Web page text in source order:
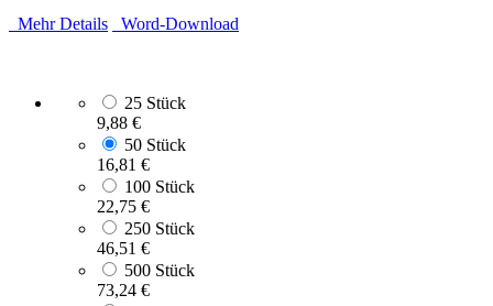
Mehr Details
Word-Download
25 Stück
9,88 €
50 Stück
16,81 €
100 Stück
22,75 €
250 Stück
46,51 €
500 Stück
73,24 €